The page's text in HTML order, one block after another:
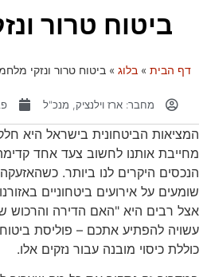
ביטוח טרור
דף הבית » בלוג » ביטוח טרור ונזקי
מחבר: ארז וילנציק, מנכ"ל
המציאות הביטחונית בישראל היא
מחייבת אותנו לחשוב צעד אחד
הנכסים היקרים לנו ביותר.
שומעים על אירועים ביטחוניים
אצל רבים היא "האם הדירה והרכוש
עשויה להפתיע אתכם – פוליסת
כוללת כיסוי מובנה עבור נזקים אלו.